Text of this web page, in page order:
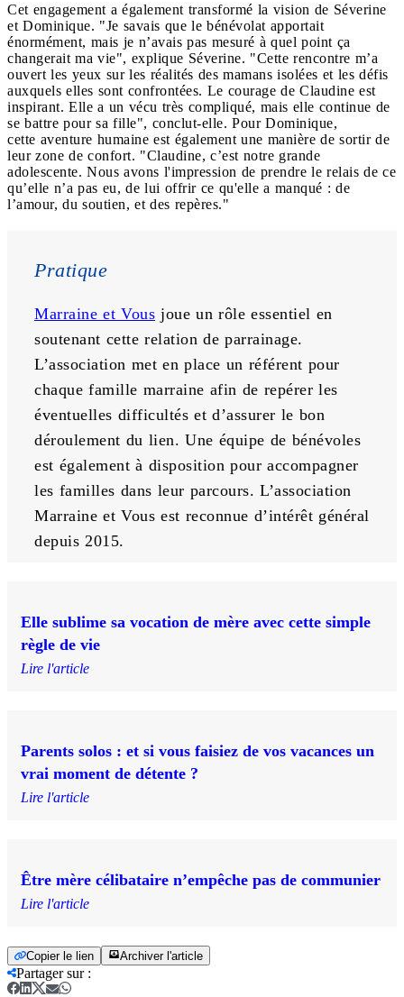
Cet engagement a également transformé la vision de Séverine
et Dominique. "Je savais que le bénévolat apportait
énormément, mais je n’avais pas mesuré à quel point ça
changerait ma vie", explique Séverine. "Cette rencontre m’a
ouvert les yeux sur les réalités des mamans isolées et les défis
auxquels elles sont confrontées. Le courage de Claudine est
inspirant. Elle a un vécu très compliqué, mais elle continue de
se battre pour sa fille", conclut-elle. Pour Dominique,
cette aventure humaine est également une manière de sortir de
leur zone de confort. "Claudine, c’est notre grande
adolescente. Nous avons l'impression de prendre le relais de ce
qu’elle n’a pas eu, de lui offrir ce qu'elle a manqué : de
l’amour, du soutien, et des repères."
Pratique
Marraine et Vous joue un rôle essentiel en
soutenant cette relation de parrainage.
L’association met en place un référent pour
chaque famille marraine afin de repérer les
éventuelles difficultés et d’assurer le bon
déroulement du lien. Une équipe de bénévoles
est également à disposition pour accompagner
les familles dans leur parcours. L’association
Marraine et Vous est reconnue d’intérêt général
depuis 2015.
Elle sublime sa vocation de mère avec cette simple
règle de vie
Lire l'article
Parents solos : et si vous faisiez de vos vacances un
vrai moment de détente ?
Lire l'article
Être mère célibataire n’empêche pas de communier
Lire l'article
Copier le lien Archiver l'article
Partager sur: